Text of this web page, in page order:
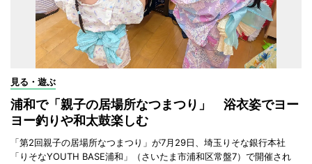
見る・遊ぶ
浦和で「親子の居場所なつまつり」 浴衣姿でヨー
ヨー釣りや和太鼓楽しむ
「第2回親子の居場所なつまつり」が7月29日、埼玉りそな銀行本社
「りそなYOUTH BASE浦和」（さいたま市浦和区常盤7）で開催され